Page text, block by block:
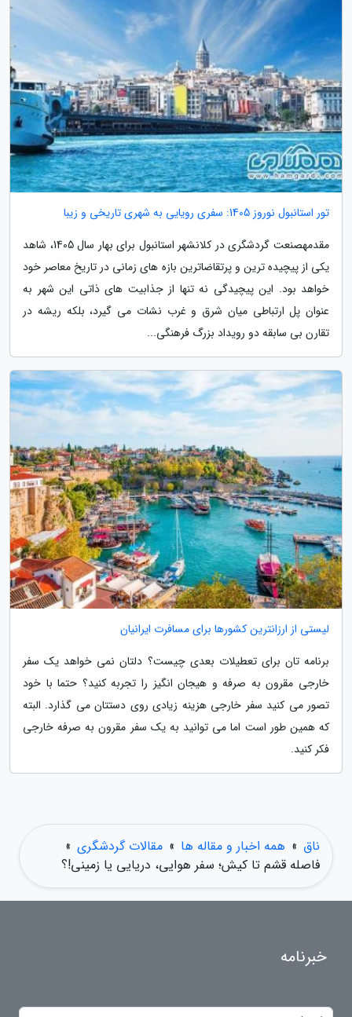
تور استانبول نوروز 1405: سفری رویایی به شهری تاریخی و زیبا
مقدمهصنعت گردشگری در کلانشهر استانبول برای بهار سال 1405، شاهد
یکی از پیچیده ترین و پرتقاضاترین بازه های زمانی در تاریخ معاصر خود
خواهد بود. این پیچیدگی نه تنها از جذابیت های ذاتی این شهر به
عنوان پل ارتباطی میان شرق و غرب نشات می گیرد، بلکه ریشه در
تقارن بی سابقه دو رویداد بزرگ فرهنگی...
لیستی از ارزانترین کشورها برای مسافرت ایرانیان
برنامه تان برای تعطیلات بعدی چیست؟ دلتان نمی خواهد یک سفر
خارجی مقرون به صرفه و هیجان انگیز را تجربه کنید؟ حتما با خود
تصور می کنید سفر خارجی هزینه زیادی روی دستتان می گذارد. البته
که همین طور است اما می توانید به یک سفر مقرون به صرفه خارجی
فکر کنید.
ناق » همه اخبار و مقاله ها » مقالات گردشگری »
فاصله قشم تا کیش؛ سفر هوایی، دریایی یا زمینی!؟
خبرنامه